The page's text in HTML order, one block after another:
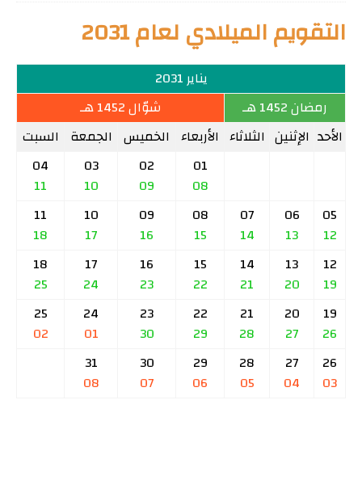
التقويم الميلادي لعام 2031
يناير 2031
رمضان 1452 هـ
شوّال 1452 هـ
الأحد الإثنين الثلاثاء الأربعاء الخميس الجمعة السبت
01
08
02
09
03
10
04
11
05
12
06
13
07
14
08
15
09
16
10
17
11
18
12
19
13
20
14
21
15
22
16
23
17
24
18
25
19
26
20
27
21
28
22
29
23
30
24
01
25
02
26
03
27
04
28
05
29
06
30
07
31
08